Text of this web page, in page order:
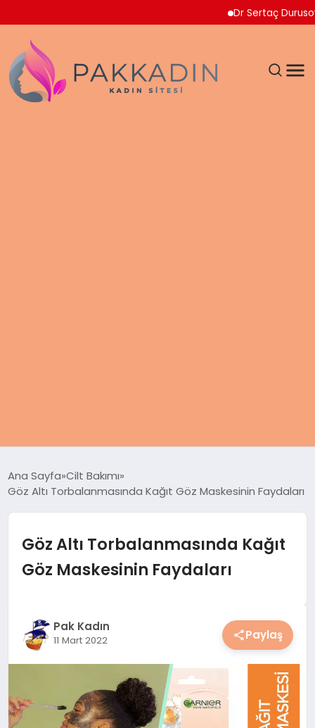
Dr Sertaç Durusoy
SAĞLIK
MAGAZIN
YAŞAM
KIMDIR?
Ana Sayfa Cilt Bakımı
Göz Altı Torbalanmasında Kağıt Göz Maskesinin Faydaları
Göz Altı Torbalanmasında Kağıt
Göz Maskesinin Faydaları
Pak Kadın
11 Mart 2022 Paylaş